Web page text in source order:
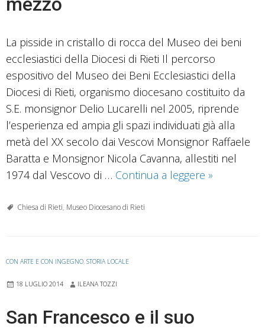
La pisside in cristallo di rocca del Museo dei beni
ecclesiastici della Diocesi di Rieti Il percorso
espositivo del Museo dei Beni Ecclesiastici della
Diocesi di Rieti, organismo diocesano costituito da
S.E. monsignor Delio Lucarelli nel 2005, riprende
l’esperienza ed ampia gli spazi individuati già alla
metà del XX secolo dai Vescovi Monsignor Raffaele
Baratta e Monsignor Nicola Cavanna, allestiti nel
1974 dal Vescovo di … Continua a leggere Un
»
Chiesa di Rieti, Museo Diocesano di Rieti
CON ARTE E CON INGEGNO, STORIA LOCALE
18 LUGLIO 2014 ILEANA TOZZI
San Francesco e il suo